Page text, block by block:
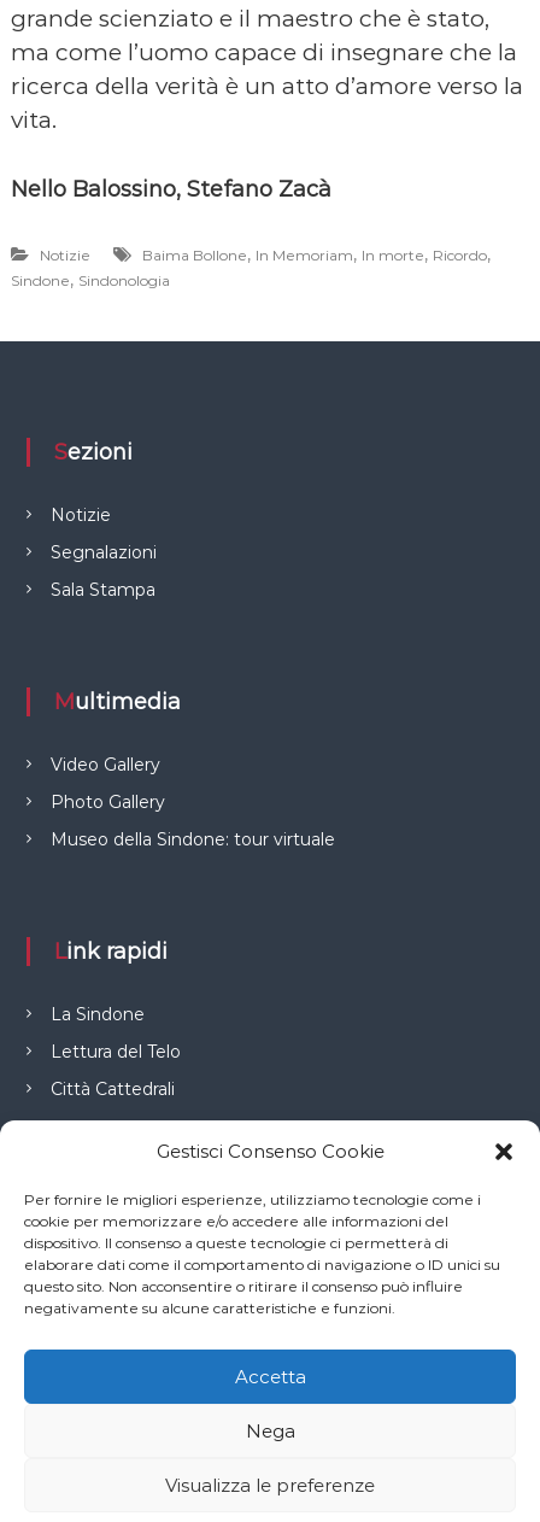
Gestisci Consenso Cookie
Per fornire le migliori esperienze, utilizziamo tecnologie come i
cookie per memorizzare e/o accedere alle informazioni del
dispositivo. Il consenso a queste tecnologie ci permetterà di
elaborare dati come il comportamento di navigazione o ID unici su
questo sito. Non acconsentire o ritirare il consenso può influire
negativamente su alcune caratteristiche e funzioni.
Accetta
Nega
Visualizza le preferenze
grande scienziato e il maestro che è stato,
ma come l’uomo capace di insegnare che la
ricerca della verità è un atto d’amore verso la
vita.
Nello Balossino, Stefano Zacà
Notizie Baima Bollone, In Memoriam, In morte, Ricordo,
Sindone, Sindonologia
Sezioni
Notizie
Segnalazioni
Sala Stampa
Multimedia
Video Gallery
Photo Gallery
Museo della Sindone: tour virtuale
Link rapidi
La Sindone
Lettura del Telo
Città Cattedrali
Connessioni
Diocesi di Torino
Commissione Sindone
ThemeGrill. Powered by